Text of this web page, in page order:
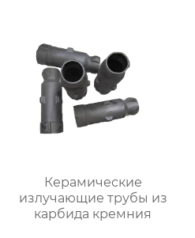
Керамические
излучающие трубы из
карбида кремния